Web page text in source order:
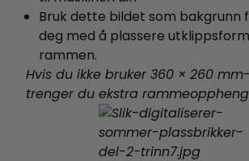
Bruk dette bildet som bakgrunn
deg med å plassere
rammen.
Hvis du ikke bruker 360 × 260
trenger du ekstra